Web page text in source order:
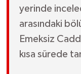
yerinde
arasındaki
Emeksiz
kısa sürede